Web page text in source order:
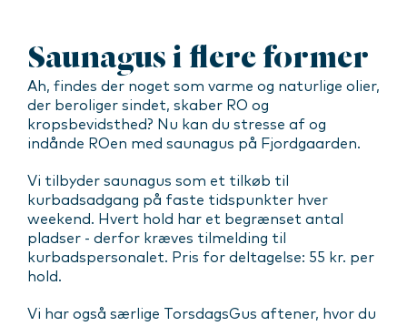
Saunagus i flere former
Ah, findes der noget som varme og naturlige olier,
der beroliger sindet, skaber RO og
kropsbevidsthed? Nu kan du stresse af og
indånde ROen med saunagus på Fjordgaarden.
Vi tilbyder saunagus som et tilkøb til
kurbadsadgang på faste tidspunkter hver
weekend. Hvert hold har et begrænset antal
pladser - derfor kræves tilmelding til
kurbadspersonalet. Pris for deltagelse: 55 kr. per
hold.
Vi har også særlige TorsdagsGus aftener, hvor du